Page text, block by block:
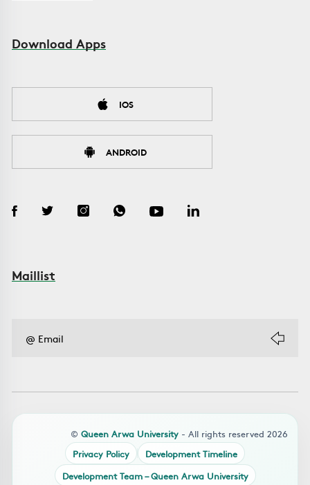
Download Apps
IOS
ANDROID
Maillist
© Queen Arwa University - All rights reserved 2026
Privacy Policy
Development Timeline
Development Team – Queen Arwa University